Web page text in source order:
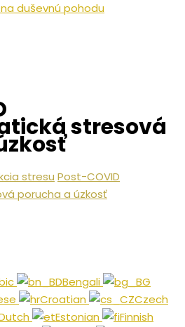
duševnú pohodu
stresová
stresu Post-COVID
porucha a úzkosť
Bengali
Croatian
Czech
Estonian
Finnish